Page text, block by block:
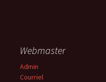
Webmaster
Admin
Courriel